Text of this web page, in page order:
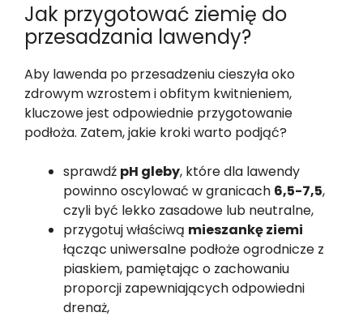
Jak przygotować ziemię do
przesadzania lawendy?
Aby lawenda po przesadzeniu cieszyła oko
zdrowym wzrostem i obfitym kwitnieniem,
kluczowe jest odpowiednie przygotowanie
podłoża. Zatem, jakie kroki warto podjąć?
sprawdź pH gleby, które dla lawendy
powinno oscylować w granicach 6,5-7,5,
czyli być lekko zasadowe lub neutralne,
przygotuj właściwą mieszankę ziemi
łącząc uniwersalne podłoże ogrodnicze z
piaskiem, pamiętając o zachowaniu
proporcji zapewniających odpowiedni
drenaż,